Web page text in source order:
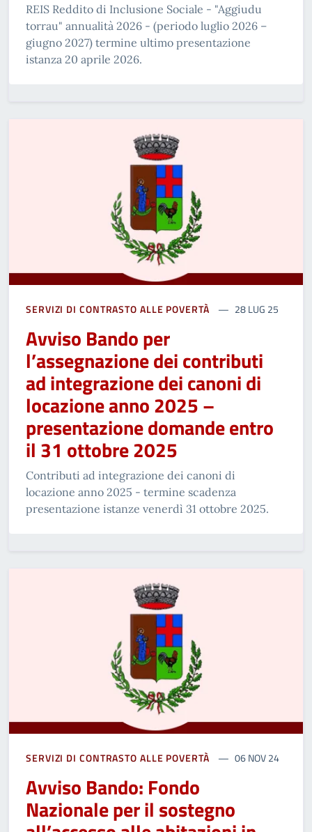
REIS Reddito di Inclusione Sociale - "Aggiudu
torrau" annualità 2026 - (periodo luglio 2026 –
giugno 2027) termine ultimo presentazione
istanza 20 aprile 2026.
SERVIZI DI CONTRASTO ALLE POVERTÀ 28 LUG 25
Avviso Bando per
l’assegnazione dei contributi
ad integrazione dei canoni di
locazione anno 2025 –
presentazione domande entro
il 31 ottobre 2025
Contributi ad integrazione dei canoni di
locazione anno 2025 - termine scadenza
presentazione istanze venerdì 31 ottobre 2025.
SERVIZI DI CONTRASTO ALLE POVERTÀ 06 NOV 24
Avviso Bando: Fondo
Nazionale per il sostegno